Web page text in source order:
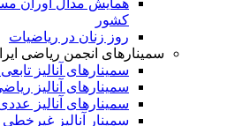
همایش مدال آوران
کشور
روز زنان در ریاضیات
سمینارهای انجمن ریاضی
سمینارهای آنالیز
سمینارهای آنالیز
سمینارهای آنالیز
سمینار آنالیز